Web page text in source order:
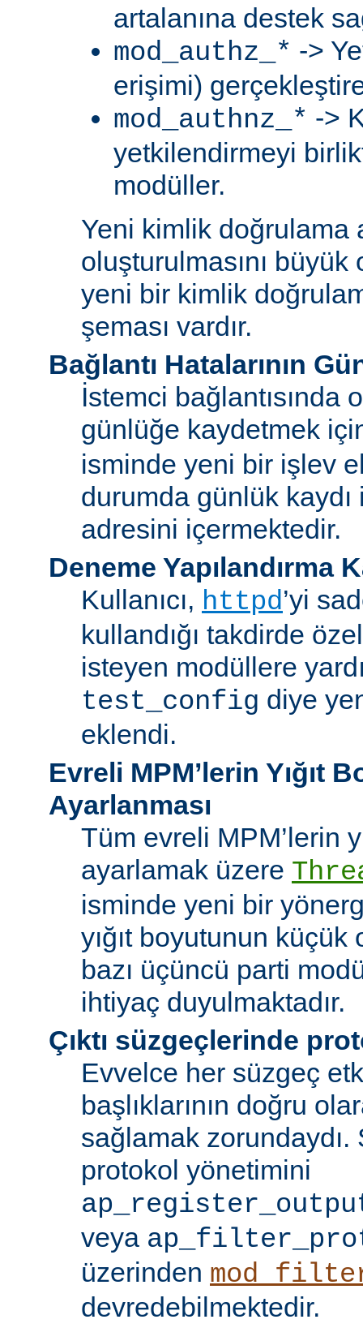
artalanına destek
mod_authz_* ->
erişimi)
mod_authnz_* ->
yetkilendirmeyi
modüller.
Yeni kimlik doğrulama
oluşturulmasını
yeni bir kimlik
şeması vardır.
Bağlantı Hatalarının
İstemci bağlantısında
günlüğe kaydetmek
isminde yeni bir işlev
durumda günlük
adresini içermektedir.
Deneme Yapılandırma
Kullanıcı, httpd’yi
kullandığı takdirde
isteyen modüllere
test_config diye
eklendi.
Evreli MPM’lerin Yığıt
Ayarlanması
Tüm evreli MPM’lerin
ayarlamak üzere
isminde yeni bir
yığıt boyutunun
bazı üçüncü parti
ihtiyaç duyulmaktadır.
Çıktı süzgeçlerinde
Evvelce her süzgeç
başlıklarının doğru
sağlamak zorundaydı.
protokol yönetimini
veya
üzerinden
devredebilmektedir.